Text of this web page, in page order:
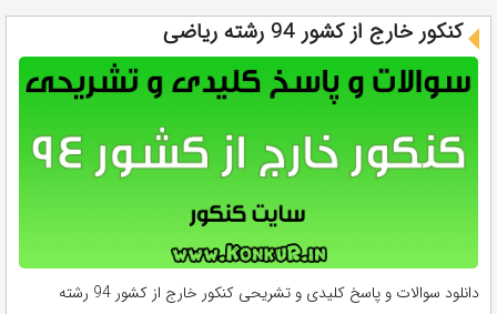
کنکور خارج از کشور 94 رشته ریاضی
دانلود سوالات و پاسخ کلیدی و تشریحی کنکور خارج از کشور 94 رشته